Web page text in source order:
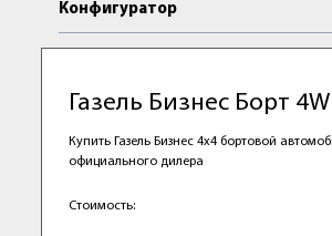
Конфигуратор
Газель Бизнес Борт
Купить Газель Бизнес 4х4 бортовой
официального дилера
Стоимость: